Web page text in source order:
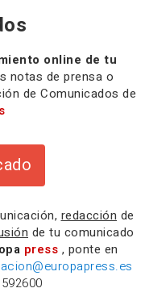
online de tu
notas de prensa o
de Comunicados de
redacción de
de tu comunicado
press , ponte en